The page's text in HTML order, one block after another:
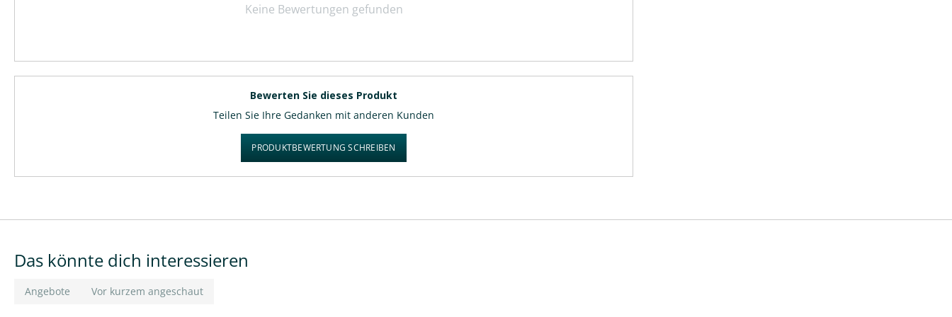
Keine Bewertungen gefunden
Bewerten Sie dieses Produkt
Teilen Sie Ihre Gedanken mit anderen Kunden
PRODUKTBEWERTUNG SCHREIBEN
Das könnte dich interessieren
Angebote Vor kurzem angeschaut